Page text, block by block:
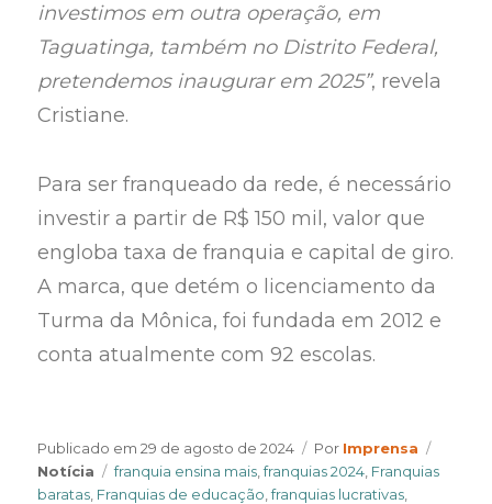
investimos em outra operação, em
Taguatinga, também no Distrito Federal,
pretendemos inaugurar em 2025”, revela
Cristiane.
Para ser franqueado da rede, é necessário
investir a partir de R$ 150 mil, valor que
engloba taxa de franquia e capital de giro.
A marca, que detém o licenciamento da
Turma da Mônica, foi fundada em 2012 e
conta atualmente com 92 escolas.
Publicado em29 de agosto de 2024 Por Author
Imprensa
Notícia
Tags
franquia ensina mais ,franquias 2024 Franquias
baratas Franquias de educação ,franquias lucrativas